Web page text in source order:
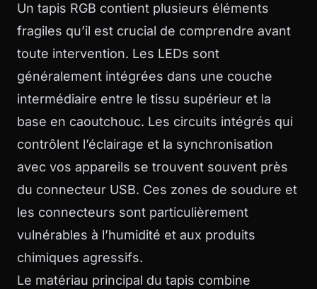
Un tapis RGB contient plusieurs éléments
fragiles qu’il est crucial de comprendre avant
toute intervention. Les LEDs sont
généralement intégrées dans une couche
intermédiaire entre le tissu supérieur et la
base en caoutchouc. Les circuits intégrés qui
contrôlent l’éclairage et la synchronisation
avec vos appareils se trouvent souvent près
du connecteur USB. Ces zones de soudure et
les connecteurs sont particulièrement
vulnérables à l’humidité et aux produits
chimiques agressifs.
Le matériau principal du tapis combine